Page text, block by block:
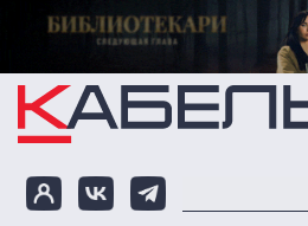
Перейти к основному